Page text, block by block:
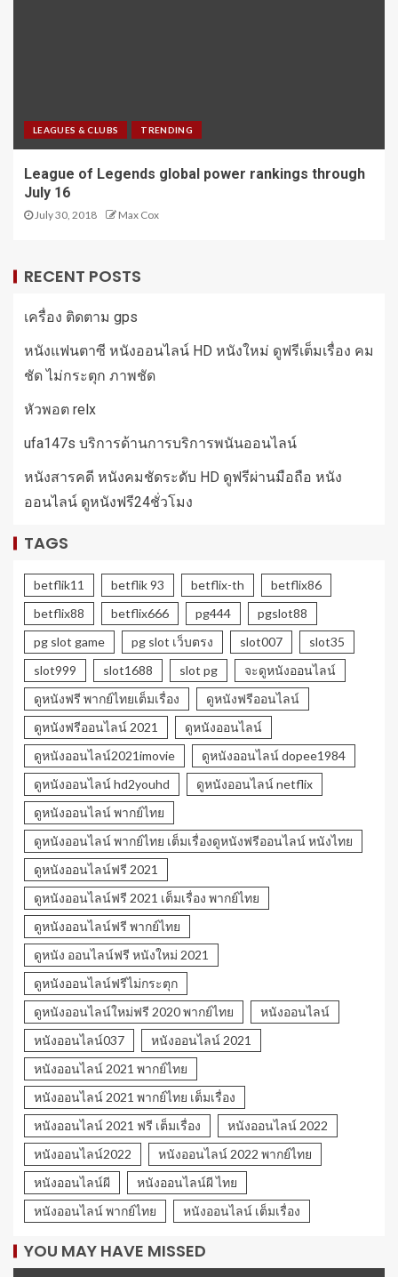
LEAGUES & CLUBS TRENDING
League of Legends global power rankings through
July 16
July 30, 2018 Max Cox
RECENT POSTS
เครื่อง ติดตาม gps
หนังแฟนตาซี หนังออนไลน์ HD หนังใหม่ ดูฟรีเต็มเรื่อง คม
ชัด ไม่กระตุก ภาพชัด
หัวพอต relx
ufa147s บริการด้านการบริการพนันออนไลน์
หนังสารคดี หนังคมชัดระดับ HD ดูฟรีผ่านมือถือ หนัง
ออนไลน์ ดูหนังฟรี24ชั่วโมง
TAGS
betflik11 betflik 93 betflix-th
betflix86
betflix88
betflix666 pg444
pgslot88
pg slot game
pg slot เว็บตรง slot007
slot35
slot999
slot1688 slot pg
จะดูหนังออนไลน์
ดูหนังฟรี พากย์ไทยเต็มเรื่อง
ดูหนังฟรีออนไลน์
ดูหนังฟรีออนไลน์ 2021
ดูหนังออนไลน์
ดูหนังออนไลน์2021imovie
ดูหนังออนไลน์ dopee1984
ดูหนังออนไลน์ hd2youhd
ดูหนังออนไลน์ netflix
ดูหนังออนไลน์ พากย์ไทย
ดูหนังออนไลน์ พากย์ไทย เต็มเรื่องดูหนังฟรีออนไลน์ หนังไทย
ดูหนังออนไลน์ฟรี 2021
ดูหนังออนไลน์ฟรี 2021 เต็มเรื่อง พากย์ไทย
ดูหนังออนไลน์ฟรี พากย์ไทย
ดูหนัง ออนไลน์ฟรี หนังใหม่ 2021
ดูหนังออนไลน์ฟรีไม่กระตุก
ดูหนังออนไลน์ใหม่ฟรี 2020 พากย์ไทย
หนังออนไลน์
หนังออนไลน์037
หนังออนไลน์ 2021
หนังออนไลน์ 2021 พากย์ไทย
หนังออนไลน์ 2021 พากย์ไทย เต็มเรื่อง
หนังออนไลน์ 2021 ฟรี เต็มเรื่อง
หนังออนไลน์ 2022
หนังออนไลน์2022
หนังออนไลน์ 2022 พากย์ไทย
หนังออนไลน์ผี
หนังออนไลน์ผี ไทย
หนังออนไลน์ พากย์ไทย
หนังออนไลน์ เต็มเรื่อง
YOU MAY HAVE MISSED